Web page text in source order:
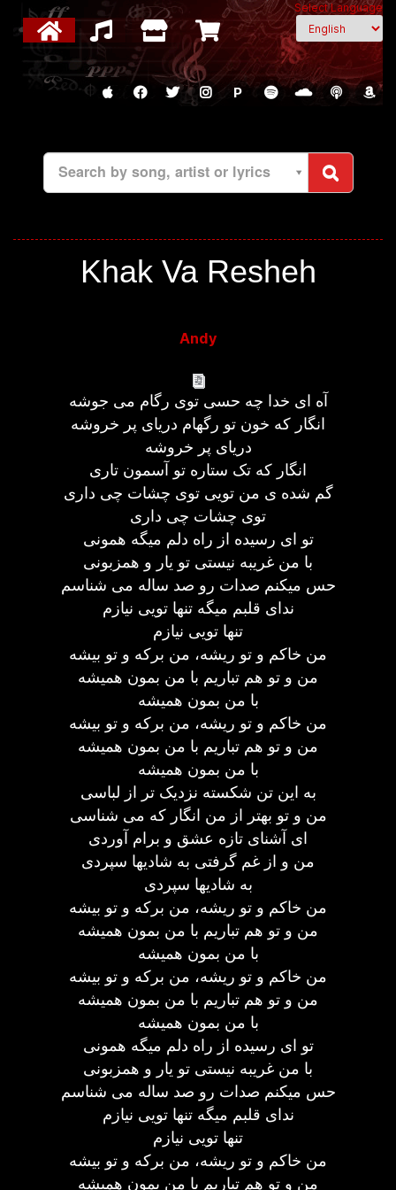
Select Language
P
Search by song, artist or lyrics
Khak Va Resheh
Andy
آه ای خدا چه حسی توی رگام می جوشه
انگار که خون تو رگهام دریای پر خروشه
دریای پر خروشه
انگار که تک ستاره تو آسمون تاری
گم شده ی من تویی توی چشات چی داری
توی چشات چی داری
تو ای رسیده از راه دلم میگه همونی
با من غریبه نیستی تو یار و همزبونی
حس میکنم صدات رو صد ساله می شناسم
ندای قلبم میگه تنها تویی نیازم
تنها تویی نیازم
من خاکم و تو ریشه، من برکه و تو بیشه
من و تو هم تباریم با من بمون همیشه
با من بمون همیشه
من خاکم و تو ریشه، من برکه و تو بیشه
من و تو هم تباریم با من بمون همیشه
با من بمون همیشه
به این تن شکسته نزدیک تر از لباسی
من و تو بهتر از من انگار که می شناسی
ای آشنای تازه عشق و برام آوردی
من و از غم گرفتی به شادیها سپردی
به شادیها سپردی
من خاکم و تو ریشه، من برکه و تو بیشه
من و تو هم تباریم با من بمون همیشه
با من بمون همیشه
من خاکم و تو ریشه، من برکه و تو بیشه
من و تو هم تباریم با من بمون همیشه
با من بمون همیشه
تو ای رسیده از راه دلم میگه همونی
با من غریبه نیستی تو یار و همزبونی
حس میکنم صدات رو صد ساله می شناسم
ندای قلبم میگه تنها تویی نیازم
تنها تویی نیازم
من خاکم و تو ریشه، من برکه و تو بیشه
من و تو هم تباریم با من بمون همیشه